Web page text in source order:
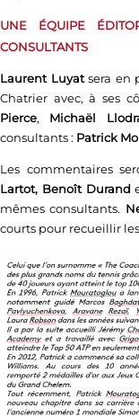
UNE ÉQUIPE
CONSULTANTS
Laurent Luyatsera en
Chatrier avec, à ses
Pierce, Michaël
consultants : Patrick
Les commentaires
Lartot, Benoît Durand
mêmes consultants.
courts pour recueillir